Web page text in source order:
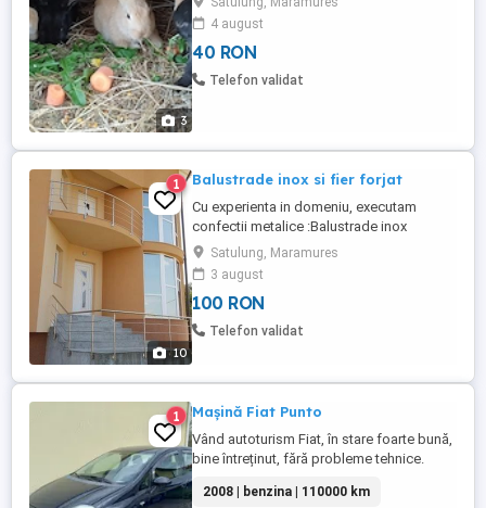
3
4 august
40 RON
Telefon validat
10
1 Balustrade inox si fier forjat
Cu experienta in domeniu, executam
confectii metalice :Balustrade inox
Balustrade fier forjat Copertine Porti,
garduri Scari
Satulung, Maramures
3 august
100 RON
Telefon validat
1 Mașină Fiat Punto
Vând autoturism Fiat, în stare foarte bună,
bine întreținut, fără probleme tehnice.
îngrijită și pregătită pentru utilizare
2008 | benzina | 110000 km